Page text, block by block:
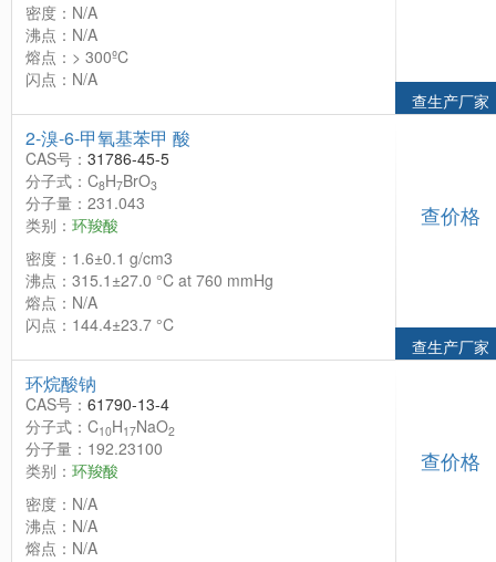
密度：N/A
沸点：N/A
熔点：> 300ºC
闪点：N/A
查生产厂家
2-溴-6-甲氧基苯甲 酸
CAS号： 31786-45-5
分子式：C8H7BrO3
分子量：231.043
类别： 环羧酸
密度：1.6±0.1 g/cm3
沸点：315.1±27.0 °C at 760 mmHg
熔点：N/A
闪点：144.4±23.7 °C
查价格
查生产厂家
环烷酸钠
CAS号： 61790-13-4
分子式：C10H17NaO2
分子量：192.23100
类别： 环羧酸
密度：N/A
沸点：N/A
熔点：N/A
查价格